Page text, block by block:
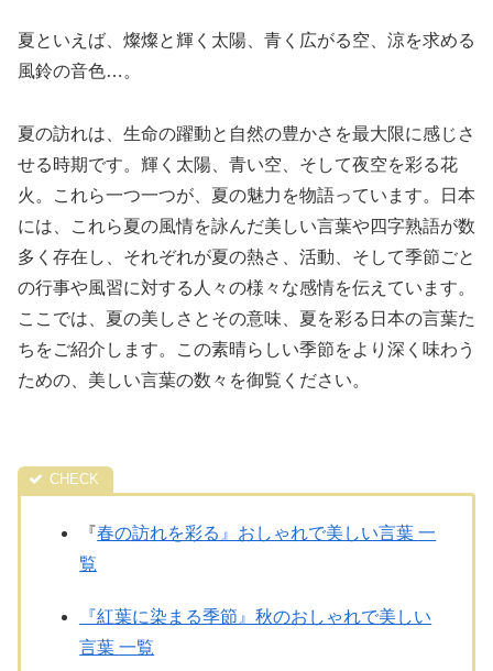
夏といえば、燦燦と輝く太陽、青く広がる空、涼を求める
風鈴の音色…。
夏の訪れは、生命の躍動と自然の豊かさを最大限に感じさ
せる時期です。輝く太陽、青い空、そして夜空を彩る花
火。これら一つ一つが、夏の魅力を物語っています。日本
には、これら夏の風情を詠んだ美しい言葉や四字熟語が数
多く存在し、それぞれが夏の熱さ、活動、そして季節ごと
の行事や風習に対する人々の様々な感情を伝えています。
ここでは、夏の美しさとその意味、夏を彩る日本の言葉た
ちをご紹介します。この素晴らしい季節をより深く味わう
ための、美しい言葉の数々を御覧ください。
『春の訪れを彩る』おしゃれで美しい言葉 一
覧
『紅葉に染まる季節』秋のおしゃれで美しい
言葉 一覧